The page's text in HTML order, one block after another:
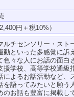
チセンソリー・スト
動といった多感覚に訴
色々な人にお話の面白
援学校、高等学校通級
によるお話活動など、
を語ってみたいと願う
お話も豊富に掲載し